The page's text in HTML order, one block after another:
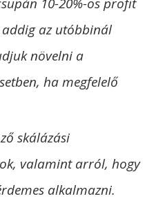
az utóbbinál
növelni a
ha megfelelő
skálázási
valamint arról, hogy
alkalmazni.